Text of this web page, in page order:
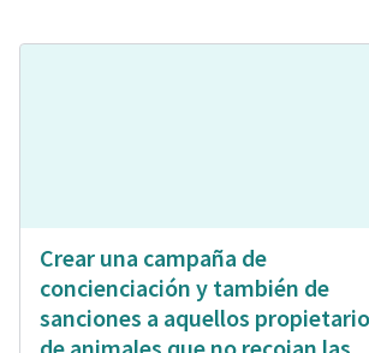
Crear una campaña de
concienciación y también de
sanciones a aquellos